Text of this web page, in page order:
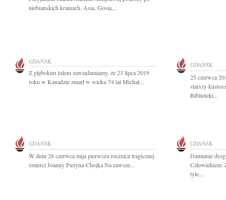
niebiańskich krainach. Asia, Gosia,...
GDAŃSK
Z głębokim żalem zawiadamiamy, że 23 lipca 2019
roku w Kanadzie zmarł w wieku 74 lat Michał...
GDAŃSK
25 czerwca
starszy
Biblioteki...
GDAŃSK
W dniu 28 czerwca mija pierwsza rocznica tragicznej
śmierci Joanny Puzyna-Chojka Na zawsze...
GDAŃSK
Damianie
Człowiekiem.
tyle...